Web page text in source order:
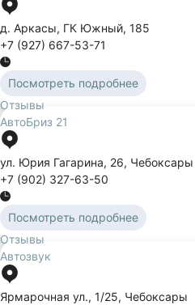
д. Аркасы, ГК Южный, 185
+7 (927) 667-53-71
Посмотреть подробнее
Отзывы
АвтоБриз 21
ул. Юрия Гагарина, 26, Чебоксары
+7 (902) 327-63-50
Посмотреть подробнее
Отзывы
Автозвук
Ярмарочная ул., 1/25, Чебоксары